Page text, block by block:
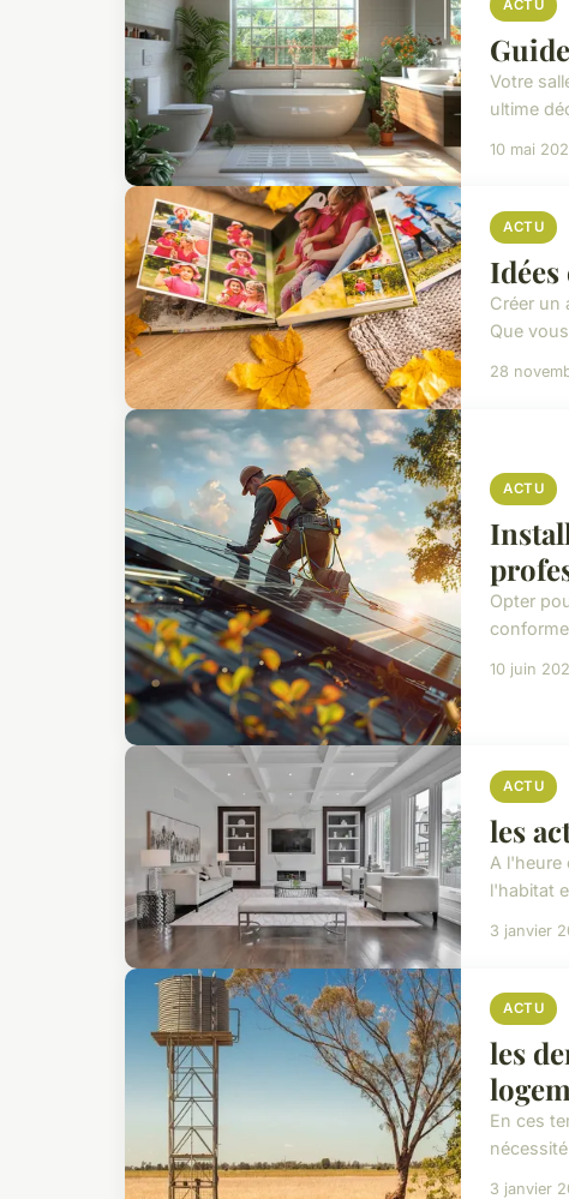
ACTU
Votre
ultime
10 mai
ACTU
Créer un
Que
28
ACTU
Opter
10 juin
ACTU
les
A l'heure
l'habitat
3 janvier
ACTU
les
En ces
3 janvier